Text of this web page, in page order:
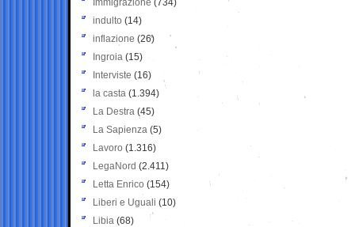
Immigrazione (734)
indulto (14)
inflazione (26)
Ingroia (15)
Interviste (16)
la casta (1.394)
La Destra (45)
La Sapienza (5)
Lavoro (1.316)
LegaNord (2.411)
Letta Enrico (154)
Liberi e Uguali (10)
Libia (68)